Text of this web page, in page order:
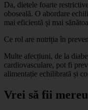
Da, dietele foarte
oboseală. O abordare
mai eficientă și mai
Ce rol are nutriția în
Multe afecțiuni, de la
cardiovasculare, pot fi
alimentație echilibrată și
Vrei să fii